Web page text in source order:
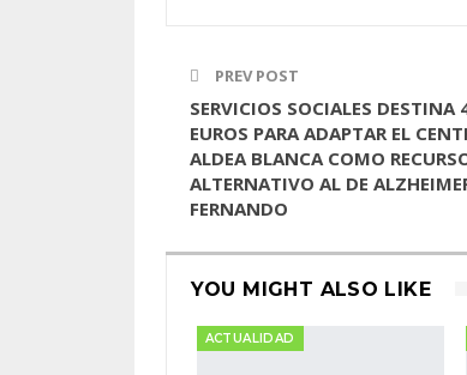
PREV POST
SERVICIOS SOCIALES DESTINA
EUROS PARA ADAPTAR EL
ALDEA BLANCA COMO
ALTERNATIVO AL DE
FERNANDO
YOU MIGHT ALSO LIKE
ACTUALIDAD